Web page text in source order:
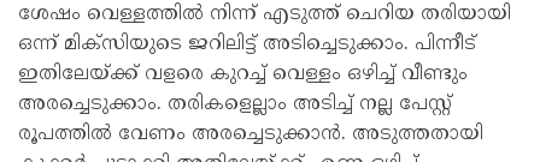
ശേഷം വെള്ളത്തിൽ നിന്ന് എടുത്ത് ചെറിയ തരിയായി
ഒന്ന് മിക്‌സിയുടെ ജറിലിട്ട് അടിച്ചെടുക്കാം. പിന്നീട്
ഇതിലേയ്‌ക്ക് വളരെ കുറച്ച് വെള്ളം ഒഴിച്ച് വീണ്ടും
അരച്ചെടുക്കാം. തരികളെല്ലാം അടിച്ച് നല്ല പേസ്റ്റ്
രൂപത്തിൽ വേണം അരച്ചെടുക്കാൻ. അടുത്തതായി